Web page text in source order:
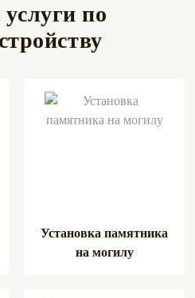
по
Установка памятника
на могилу